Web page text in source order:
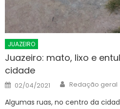
JUAZEIRO
Juazeiro: mato, lixo e
cidade
Posted
on
02/04/2021 Author
Redação geral
Algumas ruas, no centro da